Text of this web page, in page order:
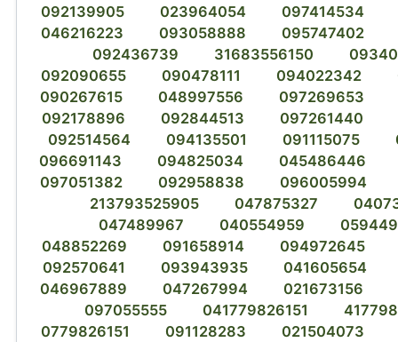
092139905
023964054
097414534
046216223
093058888
095747402
092436739
31683556150
092090655
090478111 094022342
090267615
048997556
097269653
092178896
092844513
097261440
092514564
094135501 091115075
096691143
094825034
045486446
097051382
092958838
096005994
213793525905
047875327
047489967
040554959
048852269
091658914
094972645
092570641
093943935
041605654
046967889
047267994
021673156
097055555
041779826151
0779826151
091128283
021504073